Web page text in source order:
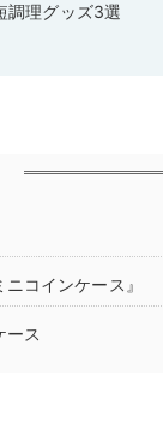
調理グッズ3選
コインケース』
ース